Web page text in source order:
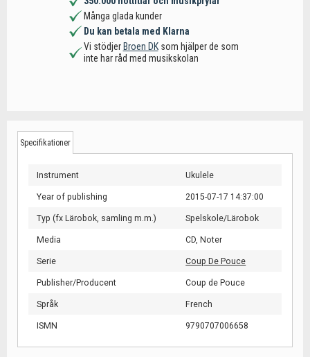
Många glada kunder
Du kan betala med Klarna
Vi stödjerBroen DKsom hjälper de som
inte har råd med musikskolan
Specifikationer
Instrument Ukulele
Year of publishing 2015-07-17 14:37:00
Typ (fx Lärobok, samling m.m.) Spelskole/Lärobok
Media CD,Noter
Serie Coup De Pouce
Publisher/Producent Coup de Pouce
Språk French
ISMN 9790707006658